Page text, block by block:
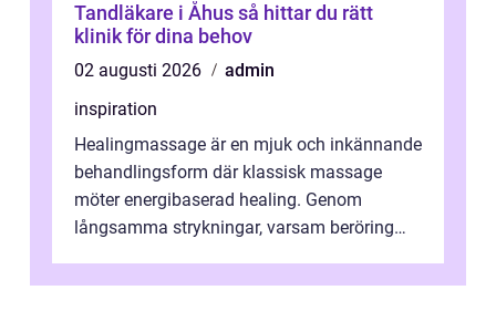
Tandläkare i Åhus så hittar du rätt
klinik för dina behov
02 augusti 2026
admin
inspiration
Healingmassage är en mjuk och inkännande
behandlingsform där klassisk massage
möter energibaserad healing. Genom
långsamma strykningar, varsam beröring
nervsys...